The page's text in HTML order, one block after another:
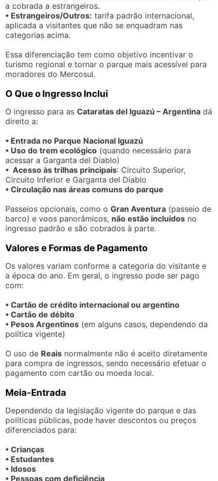
a cobrada a estrangeiros.
• Estrangeiros/Outros: tarifa padrão internacional,
aplicada a visitantes que não se enquadram nas
categorias acima.
Essa diferenciação tem como objetivo incentivar o
turismo regional e tornar o parque mais acessível para
moradores do Mercosul.
O Que o Ingresso Inclui
O ingresso para asCataratas del Iguazú – Argentina dá
direito a:
• Entrada no Parque Nacional Iguazú
• Uso do trem ecológico (quando necessário para
acessar a Garganta del Diablo)
• Acesso às trilhas principais: Circuito Superior,
Circuito Inferior e Garganta del Diablo
• Circulação nas áreas comuns do parque
Passeios opcionais, como oGran Aventura (passeio de
barco) e voos panorâmicos, não estão incluídos no
ingresso padrão e são cobrados à parte.
Valores e Formas de Pagamento
Os valores variam conforme a categoria do visitante e
a época do ano. Em geral, o ingresso pode ser pago
com:
• Cartão de crédito internacional ou argentino
• Cartão de débito
• Pesos Argentinos (em alguns casos, dependendo da
política vigente)
O uso de Reais normalmente não é aceito diretamente
para compra de ingressos, sendo necessário efetuar o
pagamento com cartão ou moeda local.
Meia-Entrada
Dependendo da legislação vigente do parque e das
políticas públicas, pode haver descontos ou preços
diferenciados para:
• Crianças
• Estudantes
• Idosos
• Pessoas com deficiência